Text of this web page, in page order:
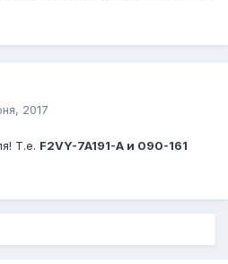
2017
Т.е. F2VY-7A191-A и 090-161